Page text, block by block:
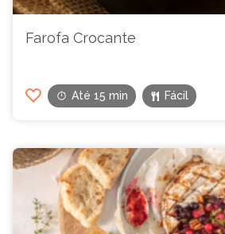
Farofa Crocante
Até 15 min Fácil